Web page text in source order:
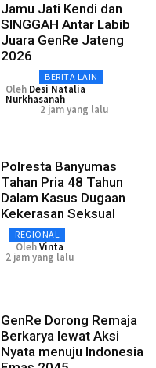
Jamu Jati Kendi dan
SINGGAH Antar Labib
Juara GenRe Jateng
2026
BERITA LAIN
Oleh Desi Natalia
Nurkhasanah
2 jam yang lalu
Polresta Banyumas
Tahan Pria 48 Tahun
Dalam Kasus Dugaan
Kekerasan Seksual
REGIONAL
OlehVinta
2 jam yang lalu
GenRe Dorong Remaja
Berkarya lewat Aksi
Nyata menuju Indonesia